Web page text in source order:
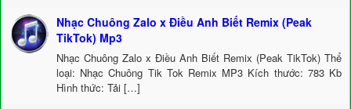
Nhạc Chuông Zalo x Điều Anh Biết Remix (Peak
TikTok) Mp3
Nhạc Chuông Zalo x Điều Anh Biết Remix (Peak TikTok) Thể
loại: Nhạc Chuông Tik Tok Remix MP3 Kích thước: 783 Kb
Hình thức: Tải […]